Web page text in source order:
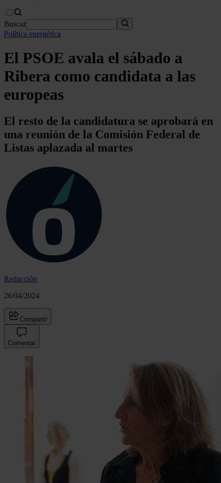
Buscar
Política energética
El PSOE avala el sábado a
Ribera como candidata a las
europeas
El resto de la candidatura se aprobará en
una reunión de la Comisión Federal de
Listas aplazada al martes
Redacción
26/04/2024
Compartir
Comentar